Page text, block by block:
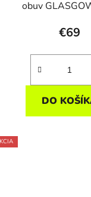
obuv
€69
DO